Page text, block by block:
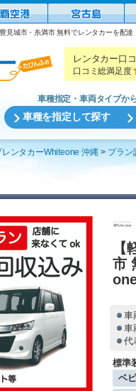
見城市・糸満市 無料でレンタカーを配
レンタカー口
口コミ総満足度
車種指定・車両タイプか
車種を指定して探す
ンタカーWhiteone 沖縄 プラン
市
車
車
代
標準
ベ